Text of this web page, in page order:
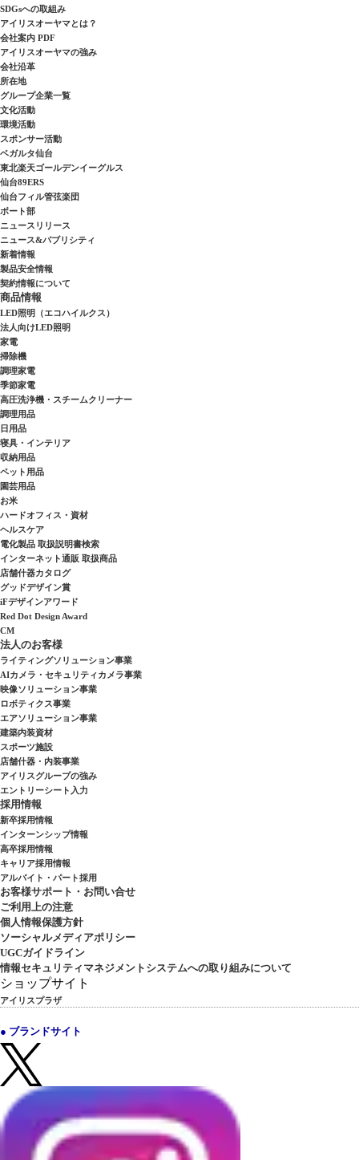
SDGsへの取組み
アイリスオーヤマとは？
会社案内 PDF
アイリスオーヤマの強み
会社沿革
所在地
グループ企業一覧
文化活動
環境活動
スポンサー活動
ベガルタ仙台
東北楽天ゴールデンイーグルス
仙台89ERS
仙台フィル管弦楽団
ボート部
ニュースリリース
ニュース&パブリシティ
新着情報
製品安全情報
契約情報について
商品情報
LED照明（エコハイルクス）
法人向けLED照明
家電
掃除機
調理家電
季節家電
高圧洗浄機・スチームクリーナー
調理用品
日用品
寝具・インテリア
収納用品
ペット用品
園芸用品
お米
ハードオフィス・資材
ヘルスケア
電化製品 取扱説明書検索
インターネット通販 取扱商品
店舗什器カタログ
グッドデザイン賞
iFデザインアワード
Red Dot Design Award
CM
法人のお客様
ライティングソリューション事業
AIカメラ・セキュリティカメラ事業
映像ソリューション事業
ロボティクス事業
エアソリューション事業
建築内装資材
スポーツ施設
店舗什器・内装事業
アイリスグループの強み
エントリーシート入力
採用情報
新卒採用情報
インターンシップ情報
高卒採用情報
キャリア採用情報
アルバイト・パート採用
お客様サポート・お問い合せ
ご利用上の注意
個人情報保護方針
ソーシャルメディアポリシー
UGCガイドライン
情報セキュリティマネジメントシステムへの取り組みについて
ショップサイト
アイリスプラザ
● ブランドサイト